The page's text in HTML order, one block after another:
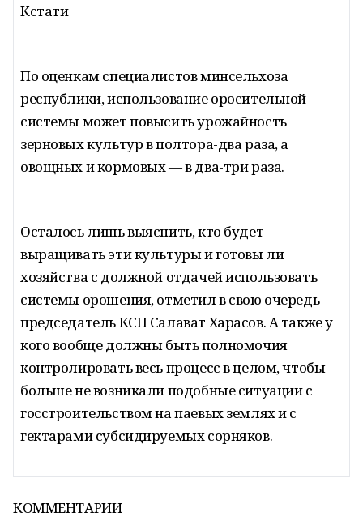
Кстати
По оценкам специалистов минсельхоза
республики, использование оросительной
системы может повысить урожайность
зерновых культур в полтора-два раза, а
овощных и кормовых — в два-три раза.
Осталось лишь выяснить, кто будет
выращивать эти культуры и готовы ли
хозяйства с должной отдачей использовать
системы орошения, отметил в свою очередь
председатель КСП Салават Харасов. А также у
кого вообще должны быть полномочия
контролировать весь процесс в целом, чтобы
больше не возникали подобные ситуации с
госстроительством на паевых землях и с
гектарами субсидируемых сорняков.
КОММЕНТАРИИ